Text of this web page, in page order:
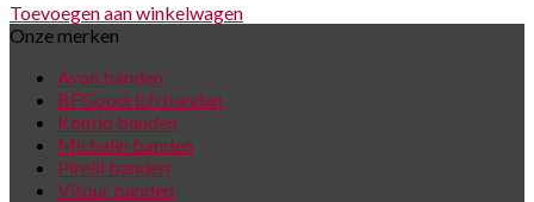
Toevoegen aan winkelwagen
Onze merken
Avon banden
BFGoodrich banden
Kontio banden
Michelin banden
Pirelli banden
Vitour banden